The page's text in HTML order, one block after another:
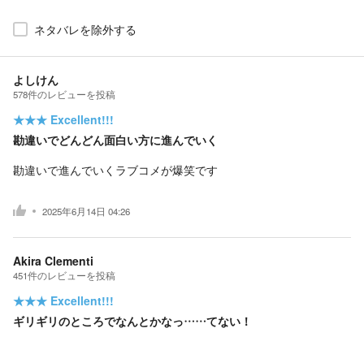
ネタバレを除外する
よしけん
578件のレビューを投稿
★★★ Excellent!!!
勘違いでどんどん面白い方に進んでいく
勘違いで進んでいくラブコメが爆笑です
2025年6月14日 04:26
Akira Clementi
451件のレビューを投稿
★★★ Excellent!!!
ギリギリのところでなんとかなっ……てない！